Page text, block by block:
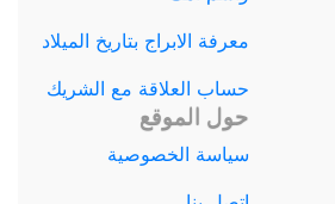
معرفة الابراج بتاريخ الميلاد
حساب العلاقة مع الشريك
حول الموقع
سياسة الخصوصية